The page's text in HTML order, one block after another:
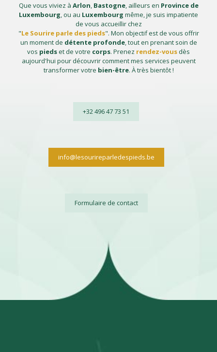
Que vous viviez à Arlon Bastogne, ailleurs en Province de
Luxembourg , ou au Luxembourg même, je suis impatiente
de vous accueillir chez
"Le Sourire parle des pieds". Mon objectif est de vous offrir
un moment de détente profonde, tout en prenant soin de
vos piedset de votre corps. Prenez rendez-vousdès
aujourd'hui pour découvrir comment mes services peuvent
transformer votre bien-être. À très bientôt !
+32 496 47 73 51
info@lesourireparledespieds.be
Formulaire de contact